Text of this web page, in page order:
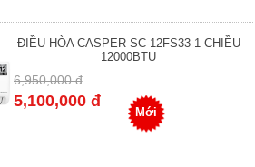
ĐIỀU HÒA CASPER SC-12FS33 1 CHIỀU
12000BTU
6,950,000 đ
5,100,000 đ
Mới